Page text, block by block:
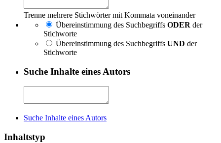
Trenne mehrere Stichwörter mit Kommata voneinander
Übereinstimmung des Suchbegriffs ODER der
Stichworte
Übereinstimmung des Suchbegriffs UND der
Stichworte
Suche Inhalte eines Autors
Suche Inhalte eines Autors
Inhaltstyp